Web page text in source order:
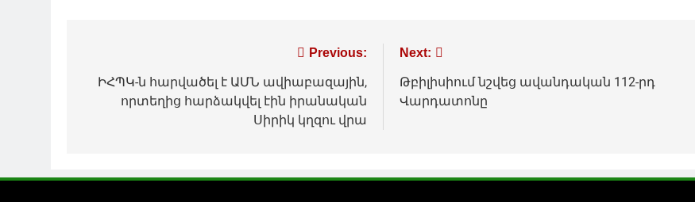
նավարկումը
Previous:
ԻՀՊԿ-ն հարվածել է ԱՄՆ ավիաբազային,
որտեղից հարձակվել էին իրանական
Սիրիկ կղզու վրա
Next:
Թբիլիսիում նշվեց ավանդական 112-րդ
Վարդատոնը